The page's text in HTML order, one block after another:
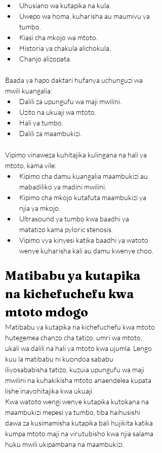
Uhusiano wa kutapika na kula.
Uwepo wa homa, kuharisha au maumivu ya
tumbo.
Kiasi cha mkojo wa mtoto.
Historia ya chakula alichokula.
Chanjo alizopata.
Baada ya hapo daktari hufanya uchunguzi wa
mwili kuangalia:
Dalili za upungufu wa maji mwilini.
Uzito na ukuaji wa mtoto.
Hali ya tumbo.
Dalili za maambukizi.
Vipimo vinaweza kuhitajika kulingana na hali ya
mtoto, kama vile:
Kipimo cha damu kuangalia maambukizi au
mabadiliko ya madini mwilini.
Kipimo cha mkojo kutafuta maambukizi ya
njia ya mkojo.
Ultrasound ya tumbo kwa baadhi ya
matatizo kama pyloric stenosis.
Vipimo vya kinyesi katika baadhi ya watoto
wenye kuharisha kali au damu kwenye choo.
Matibabu ya kutapika
na kichefuchefu kwa
mtoto mdogo
Matibabu ya kutapika na kichefuchefu kwa mtoto
hutegemea chanzo cha tatizo, umri wa mtoto,
ukali wa dalili na hali ya mtoto kwa ujumla. Lengo
kuu la matibabu ni kuondoa sababu
iliyosababisha tatizo, kuzuia upungufu wa maji
mwilini na kuhakikisha mtoto anaendelea kupata
lishe inayohitajika kwa ukuaji.
Kwa watoto wengi wenye kutapika kutokana na
maambukizi mepesi ya tumbo, tiba haihusishi
dawa za kusimamisha kutapika bali hujikita katika
kumpa mtoto maji na virutubisho kwa njia salama
huku mwili ukipambana na maambukizi.